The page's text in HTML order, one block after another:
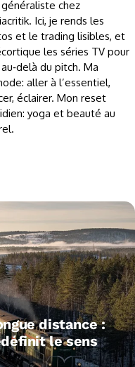
chez
Ici, je rends les
et le trading lisibles, et
les séries TV pour
du pitch. Ma
aller à l’essentiel,
éclairer. Mon reset
yoga et beauté au
distance :
le sens